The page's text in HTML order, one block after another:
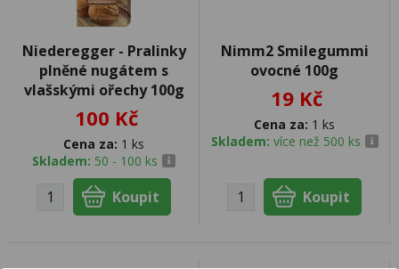
Niederegger - Pralinky
plněné nugátem s
vlašskými ořechy 100g
100 Kč
Cena za: 1 ks
Skladem: 50 - 100 ks
Nimm2 Smilegummi
ovocné 100g
19 Kč
Cena za: 1 ks
Skladem: více než 500 ks